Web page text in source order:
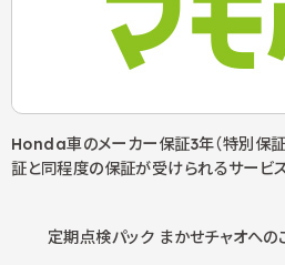
Honda車のメーカー保証3年（特別保
証と同程度の保証が受けられるサービス
定期点検パック まかせチャオへの